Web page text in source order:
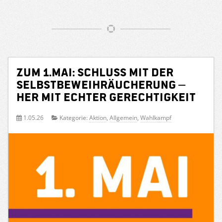
Zum 1.Mai: Schluss mit der
Selbstbeweihräucherung –
her mit echter Gerechtigkeit
1.05.26 Kategorie: Aktion, Allgemein, Wahlkampf